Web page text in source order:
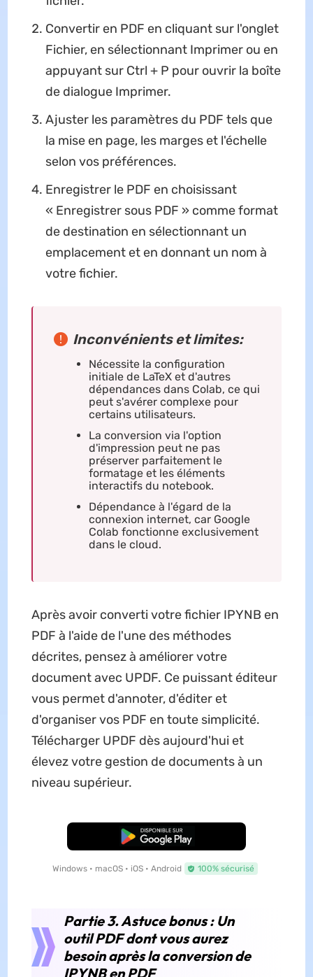
Convertir en PDF en cliquant sur l'onglet
Fichier, en sélectionnant Imprimer ou en
appuyant sur Ctrl + P pour ouvrir la boîte
de dialogue Imprimer.
Ajuster les paramètres du PDF tels que
la mise en page, les marges et l'échelle
selon vos préférences.
Enregistrer le PDF en choisissant
« Enregistrer sous PDF » comme format
de destination en sélectionnant un
emplacement et en donnant un nom à
votre fichier.
Inconvénients et limites:
Nécessite la configuration
initiale de LaTeX et d'autres
dépendances dans Colab, ce qui
peut s'avérer complexe pour
certains utilisateurs.
La conversion via l'option
d'impression peut ne pas
préserver parfaitement le
formatage et les éléments
interactifs du notebook.
Dépendance à l'égard de la
connexion internet, car Google
Colab fonctionne exclusivement
dans le cloud.
Après avoir converti votre fichier IPYNB en
PDF à l'aide de l'une des méthodes
décrites, pensez à améliorer votre
document avec UPDF. Ce puissant éditeur
vous permet d'annoter, d'éditer et
d'organiser vos PDF en toute simplicité.
Télécharger UPDF dès aujourd'hui et
élevez votre gestion de documents à un
niveau supérieur.
TÉLÉCHARGER
Windows • macOS • iOS • Android 100% sécurisé
Partie 3. Astuce bonus : Un
outil PDF dont vous aurez
besoin après la conversion de
IPYNB en PDF